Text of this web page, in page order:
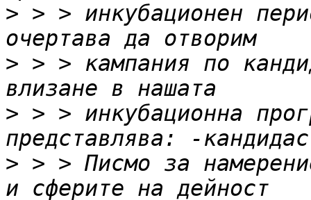
> > > инкубационен
> > > кампания по
> > > инкубационна
> > > Писмо за